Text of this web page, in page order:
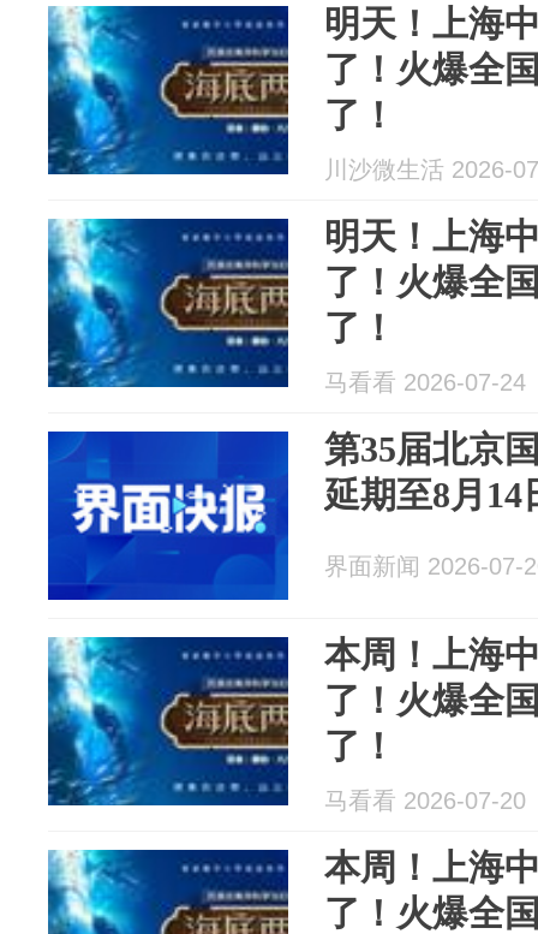
明天！上海
了！火爆全
了！
川沙微生活 2026-
明天！上海
了！火爆全
了！
马看看 2026-07-24
第35届北京
延期至8月14
界面新闻 2026-07-
本周！上海
了！火爆全
了！
马看看 2026-07-20
本周！上海
了！火爆全